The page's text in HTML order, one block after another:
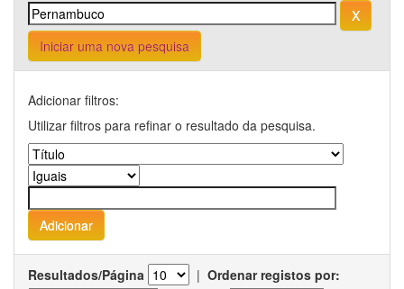
Iniciar uma nova pesquisa
Adicionar filtros:
Utilizar filtros para refinar o resultado da pesquisa.
Resultados/Página | Ordenar registos por: